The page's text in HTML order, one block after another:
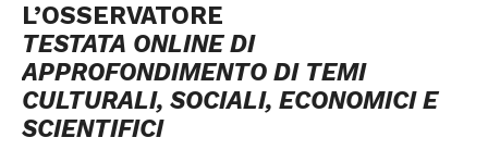
L’OSSERVATORE
TESTATA ONLINE DI
APPROFONDIMENTO DI TEMI
CULTURALI, SOCIALI, ECONOMICI E
SCIENTIFICI